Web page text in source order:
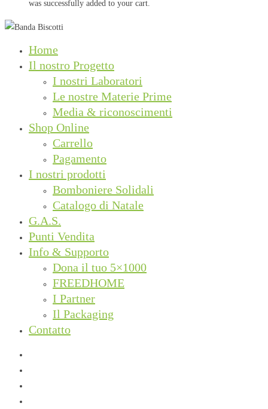
was successfully added to your cart.
Home
Il nostro Progetto
I nostri Laboratori
Le nostre Materie Prime
Media & riconoscimenti
Shop Online
Carrello
Pagamento
I nostri prodotti
Bomboniere Solidali
Catalogo di Natale
G.A.S.
Punti Vendita
Info & Supporto
Dona il tuo 5×1000
FREEDHOME
I Partner
Il Packaging
Contatto